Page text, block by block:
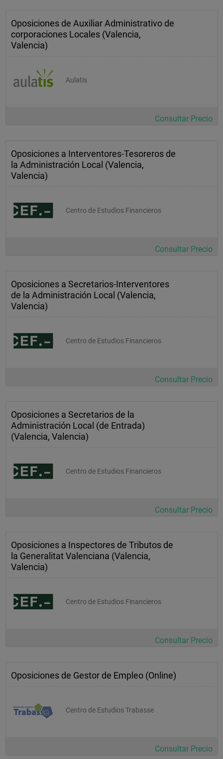
Oposiciones de Auxiliar Administrativo de
corporaciones Locales (Valencia,
Valencia)
Aulatis
Consultar Precio
Oposiciones a Interventores-Tesoreros de
la Administración Local (Valencia,
Valencia)
Centro de Estudios Financieros
Consultar Precio
Oposiciones a Secretarios-Interventores
de la Administración Local (Valencia,
Valencia)
Centro de Estudios Financieros
Consultar Precio
Oposiciones a Secretarios de la
Administración Local (de Entrada)
(Valencia, Valencia)
Centro de Estudios Financieros
Consultar Precio
Oposiciones a Inspectores de Tributos de
la Generalitat Valenciana (Valencia,
Valencia)
Centro de Estudios Financieros
Consultar Precio
Oposiciones de Gestor de Empleo (Online)
Centro de Estudios Trabasse
Consultar Precio